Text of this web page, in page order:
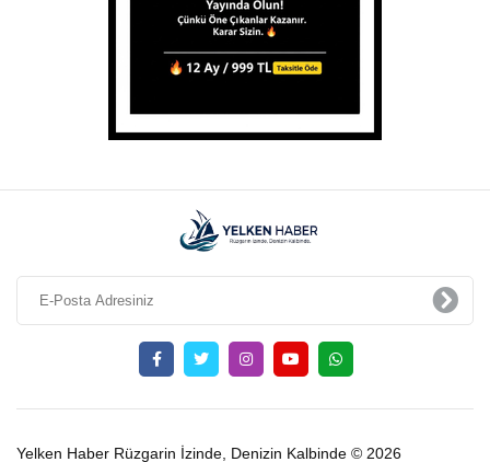
Yelken Haber Rüzgarin İzinde, Denizin Kalbinde © 2026